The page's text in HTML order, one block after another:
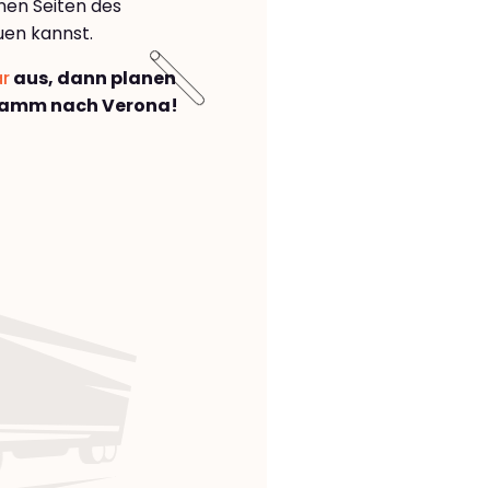
Seiten des
kannst.
aus, dann planen
nach Verona!